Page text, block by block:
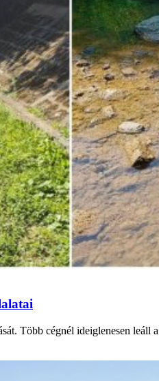
Több cégnél ideiglenesen leáll